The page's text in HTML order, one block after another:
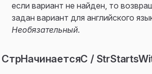
если вариант не найден, то
задан вариант для английского
Необязательный.
СтрНачинаетсяС /